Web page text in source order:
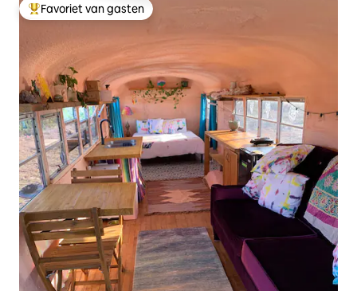
Topfavoriet van gasten
Favoriet van gasten